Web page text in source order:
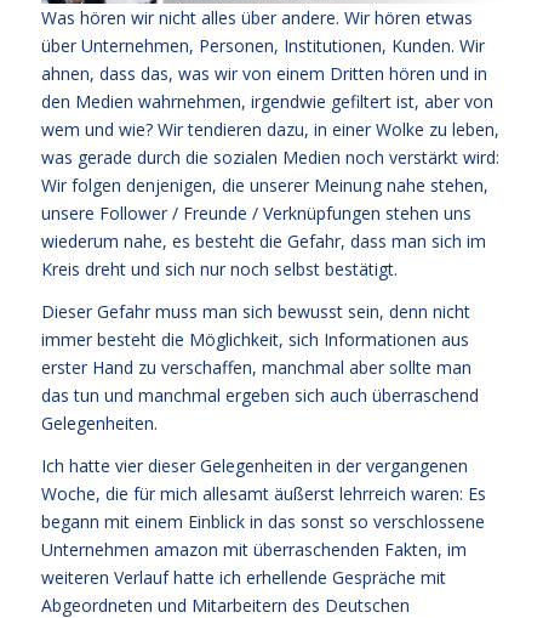
Was hören wir nicht alles über andere. Wir hören etwas
über Unternehmen, Personen, Institutionen, Kunden. Wir
ahnen, dass das, was wir von einem Dritten hören und in
den Medien wahrnehmen, irgendwie gefiltert ist, aber von
wem und wie? Wir tendieren dazu, in einer Wolke zu leben,
was gerade durch die sozialen Medien noch verstärkt wird:
Wir folgen denjenigen, die unserer Meinung nahe stehen,
unsere Follower / Freunde / Verknüpfungen stehen uns
wiederum nahe, es besteht die Gefahr, dass man sich im
Kreis dreht und sich nur noch selbst bestätigt.
Dieser Gefahr muss man sich bewusst sein, denn nicht
immer besteht die Möglichkeit, sich Informationen aus
erster Hand zu verschaffen, manchmal aber sollte man
das tun und manchmal ergeben sich auch überraschend
Gelegenheiten.
Ich hatte vier dieser Gelegenheiten in der vergangenen
Woche, die für mich allesamt äußerst lehrreich waren: Es
begann mit einem Einblick in das sonst so verschlossene
Unternehmen amazon mit überraschenden Fakten, im
weiteren Verlauf hatte ich erhellende Gespräche mit
Abgeordneten und Mitarbeitern des Deutschen